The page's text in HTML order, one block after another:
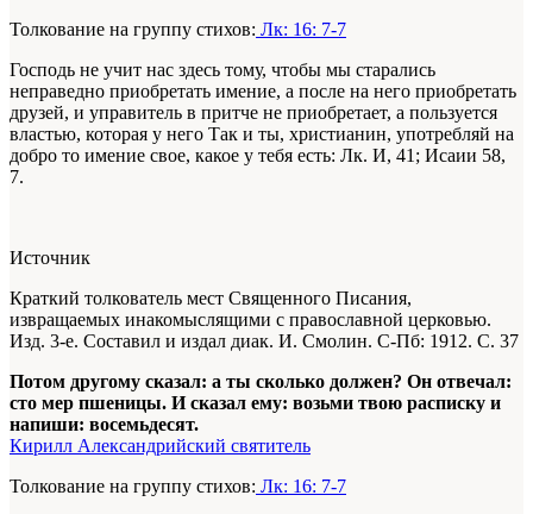
Толкование на группу стихов: Лк: 16: 7-7
Господь не учит нас здесь тому, чтобы мы старались
неправедно приобретать имение, а после на него приобретать
друзей, и управитель в притче не приобретает, а пользуется
властью, которая у него Так и ты, христианин, употребляй на
добро то имение свое, какое у тебя есть: Лк. И, 41; Исаии 58,
7.
Источник
Краткий толкователь мест Священного Писания,
извращаемых инакомыслящими с православной церковью.
Изд. 3-е. Составил и издал диак. И. Смолин. С-Пб: 1912. С. 37
Потом другому сказал: а ты сколько должен? Он отвечал:
сто мер пшеницы. И сказал ему: возьми твою расписку и
напиши: восемьдесят.
Кирилл Александрийский святитель
Толкование на группу стихов: Лк: 16: 7-7